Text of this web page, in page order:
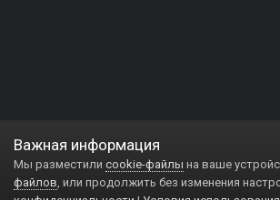
Важная информация
Мы разместили cookie-файлы на ваше
файлов, или продолжить без изменения